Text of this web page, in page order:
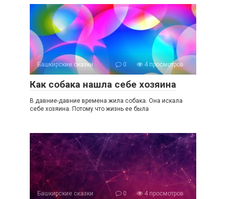
Башкирские сказки 0 4 просмотров
Как собака нашла себе хозяина
В давние-давние времена жила собака. Она искала
себе хозяина. Потому что жизнь ее была
Башкирские сказки 0 4 просмотров